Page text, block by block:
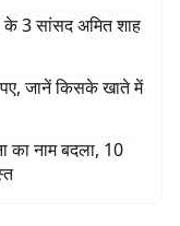
के 3 सांसद अमित शाह
जानें किसके खाते में
का नाम बदला, 10